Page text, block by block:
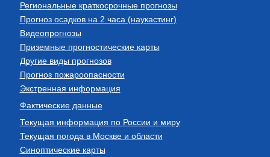
Региональные краткосрочные прогнозы
Прогноз осадков на 2 часа (наукастинг)
Видеопрогнозы
Приземные прогностические карты
Другие виды прогнозов
Прогноз пожароопасности
Экстренная информация
Фактические данные
Текущая информация по России и миру
Текущая погода в Москве и области
Синоптические карты